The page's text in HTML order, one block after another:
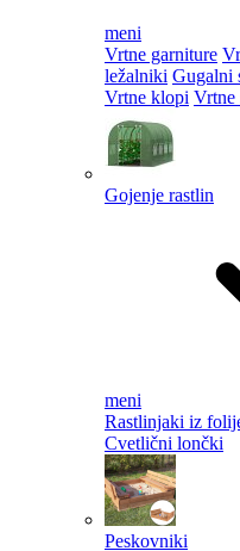
meni
Vrtne garniture
ležalniki Gugalni
Vrtne klopi Vrtne
Gojenje rastlin
meni
Rastlinjaki iz
Cvetlični lončki
Peskovniki